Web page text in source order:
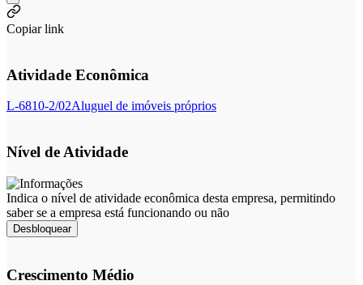
Copiar link
Atividade Econômica
L-6810-2/02Aluguel de imóveis próprios
Nível de Atividade
Indica o nível de atividade econômica desta empresa, permitindo
saber se a empresa está funcionando ou não
Desbloquear
Crescimento Médio